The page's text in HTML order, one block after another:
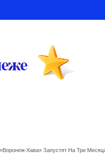
Хава» Запустят На Три